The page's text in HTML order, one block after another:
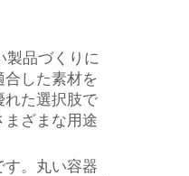
製品づくりに
した素材を
れた選択肢で
ざまな用途
。丸い容器